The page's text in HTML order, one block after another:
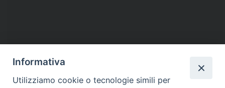
Informativa
Utilizziamo cookie o tecnologie simili per